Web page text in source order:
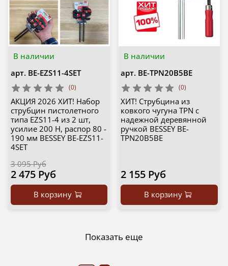
В наличии
арт. BE-EZS11-4SET
(0)
АКЦИЯ 2026 ХИТ! Набор
струбцин пистолетного
типа EZS11-4 из 2 шт,
усилие 200 Н, распор 80 -
190 мм BESSEY BE-EZS11-
4SET
3 095 Руб
2 475 Руб
В корзину
В наличии
арт. BE-TPN20B5BE
(0)
ХИТ! Струбцина из
ковкого чугуна TPN с
надежной деревянной
ручкой BESSEY BE-
TPN20B5BE
2 155 Руб
В корзину
Показать еще